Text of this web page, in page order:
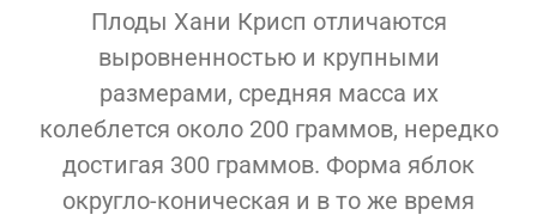
Плоды Хани Крисп отличаются
выровненностью и крупными
размерами, средняя масса их
колеблется около 200 граммов, нередко
достигая 300 граммов. Форма яблок
округло-коническая и в то же время